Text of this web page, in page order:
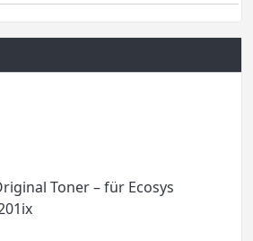
Toner – für Ecosys